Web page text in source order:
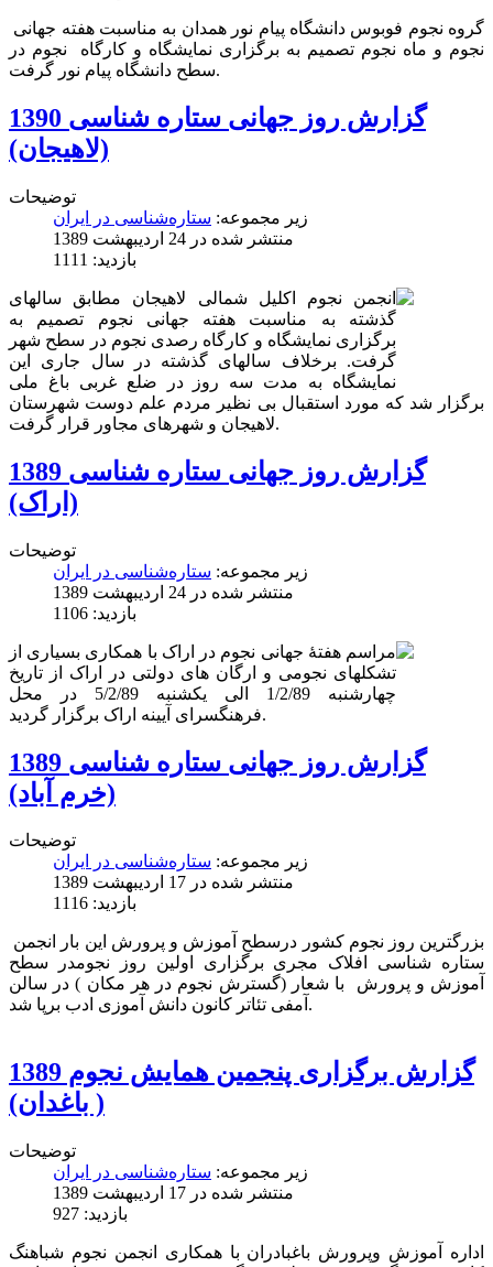
نجوم و ماه نجوم تصمیم به برگزاری نمایشگاه و کارگاه نجوم در
سطح دانشگاه پيام نور گرفت.
گزارش روز جهانی ستاره شناسی 1390
(لاهیجان)
توضیحات
زیر مجموعه: ستاره‌شناسی در ایران
منتشر شده در 24 ارديبهشت 1389
بازدید: 1111
انجمن نجوم اکلیل شمالی لاهیجان مطابق سالهای
گذشته به مناسبت هفته جهانی نجوم تصمیم به
برگزاری نمایشگاه و کارگاه رصدی نجوم در سطح شهر
گرفت. برخلاف سالهای گذشته در سال جاری این
نمایشگاه به مدت سه روز در ضلع غربی باغ ملی
برگزار شد که مورد استقبال بی نظیر مردم علم دوست شهرستان
لاهیجان و شهرهای مجاور قرار گرفت.
گزارش روز جهانی ستاره شناسی 1389
(اراک)
توضیحات
زیر مجموعه: ستاره‌شناسی در ایران
منتشر شده در 24 ارديبهشت 1389
بازدید: 1106
مراسم هفتۀ جهانی نجوم در اراک با همکاری بسیاری از
تشکلهای نجومی و ارگان های دولتی در اراک از تاریخ
چهارشنبه 1/2/89 الی یکشنبه 5/2/89 در محل
فرهنگسرای آیینه اراک برگزار گردید.
گزارش روز جهانی ستاره شناسی 1389
(خرم آباد)
توضیحات
زیر مجموعه: ستاره‌شناسی در ایران
منتشر شده در 17 ارديبهشت 1389
بازدید: 1116
بزرگترین روز نجوم کشور درسطح آموزش و پرورش این بار انجمن
ستاره شناسی افلاک مجری برگزاری اولین روز نجومدر سطح
آموزش و پرورش با شعار (گسترش نجوم در هر مکان ) در سالن
آمفی تئاتر کانون دانش آموزی ادب برپا شد.
گزارش برگزاری پنجمین همایش نجوم 1389
( باغدان)
توضیحات
زیر مجموعه: ستاره‌شناسی در ایران
منتشر شده در 17 ارديبهشت 1389
بازدید: 927
اداره آموزش وپرورش باغبادران با همکاری انجمن نجوم شباهنگ